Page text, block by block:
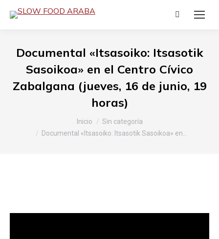
Buscar:
Documental «Itsasoiko: Itsasotik
Sasoikoa» en el Centro Cívico
Zabalgana (jueves, 16 de junio, 19
horas)
Inicio
Sin categoría
Documental «Itsasoiko: Itsasotik Sasoikoa» en…